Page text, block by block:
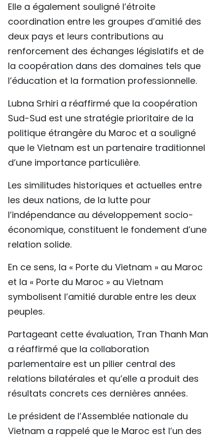
Elle a également souligné l’étroite
coordination entre les groupes d’amitié des
deux pays et leurs contributions au
renforcement des échanges législatifs et de
la coopération dans des domaines tels que
l’éducation et la formation professionnelle.
Lubna Srhiri a réaffirmé que la coopération
Sud-Sud est une stratégie prioritaire de la
politique étrangère du Maroc et a souligné
que le Vietnam est un partenaire traditionnel
d’une importance particulière.
Les similitudes historiques et actuelles entre
les deux nations, de la lutte pour
l’indépendance au développement socio-
économique, constituent le fondement d’une
relation solide.
En ce sens, la « Porte du Vietnam » au Maroc
et la « Porte du Maroc » au Vietnam
symbolisent l’amitié durable entre les deux
peuples.
Partageant cette évaluation, Tran Thanh Man
a réaffirmé que la collaboration
parlementaire est un pilier central des
relations bilatérales et qu’elle a produit des
résultats concrets ces dernières années.
Le président de l’Assemblée nationale du
Vietnam a rappelé que le Maroc est l’un des